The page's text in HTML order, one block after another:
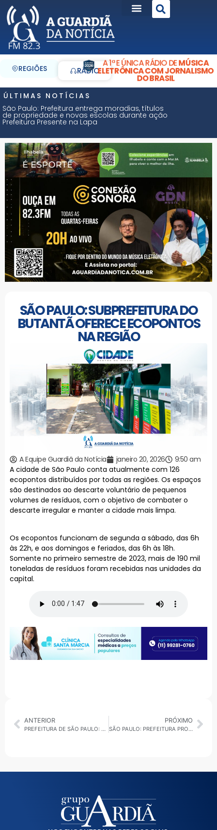
REGIÕES RÁDIO
A 1ª E ÚNICA RÁDIO DEMÚSICA
ELETRÔNICA COM JORNALISMO
DO BRASIL
ÚLTIMAS NOTÍCIAS
São Paulo: Prefeitura entrega moradias, títulos
de propriedade e novas escolas durante ação
Prefeitura Presente na Lapa
SÃO PAULO: SUBPREFEITURA DO
BUTANTÃ OFERECE ECOPONTOS
NA REGIÃO
A Equipe Guardiã da Notícia janeiro 20, 2026
9:50 am
A cidade de São Paulo conta atualmente com 126
ecopontos distribuídos por todas as regiões. Os espaços
são destinados ao descarte voluntário de pequenos
volumes de resíduos, com o objetivo de combater o
descarte irregular e manter a cidade mais limpa.
Os ecopontos funcionam de segunda a sábado, das 6h
às 22h, e aos domingos e feriados, das 6h às 18h.
Somente no primeiro semestre de 2023, mais de 190 mil
toneladas de resíduos foram recebidas nas unidades da
capital.
ANTERIOR
PREFEITURA DE SÃO PAULO: MANUTENÇÃO DAS CALÇADAS É RESPONSABILIDADE DO PROPRIETÁRIO DO IMÓVEL
PRÓXIMO
SÃO PAULO: PREFEITURA PROMOVE MUTIRÃO DE EMPREGO COM MAIS DE 2.500 VAGAS NESTA QUARTA-FEIRA